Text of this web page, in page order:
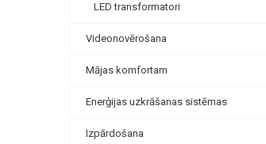
LED transformatori
Videonovērošana
Mājas komfortam
Enerģijas uzkrāšanas sistēmas
Izpārdošana